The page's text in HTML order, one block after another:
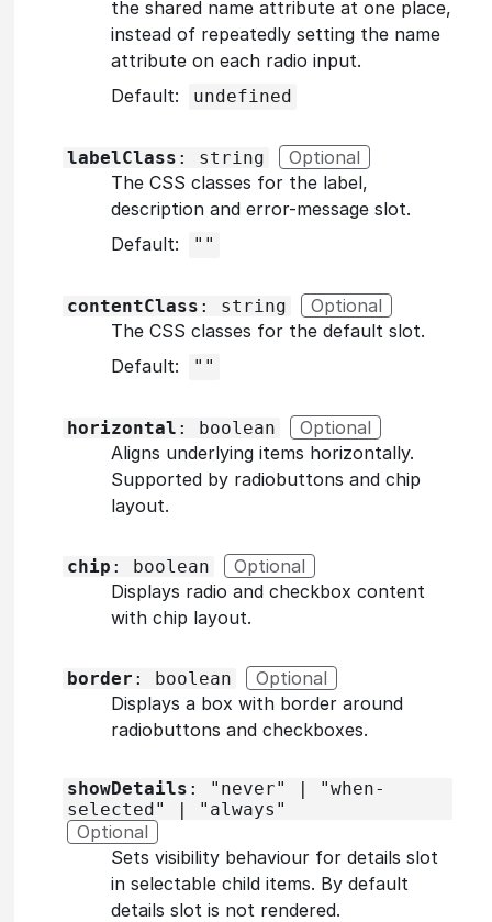
the shared name attribute at one place,
instead of repeatedly setting the name
attribute on each radio input.
Default:
undefined
labelClass : string
Optional
The CSS classes for the label,
description and error-message slot.
Default:
""
contentClass : string
Optional
The CSS classes for the default slot.
Default:
""
horizontal : boolean
Optional
Aligns underlying items horizontally.
Supported by radiobuttons and chip
layout.
chip : boolean
Optional
Displays radio and checkbox content
with chip layout.
border : boolean
Optional
Displays a box with border around
radiobuttons and checkboxes.
showDetails : "never" | "when-
selected" | "always"
Optional
Sets visibility behaviour for details slot
in selectable child items. By default
details slot is not rendered.